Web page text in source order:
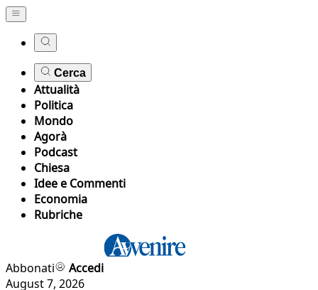
Cerca
Attualità
Politica
Mondo
Agorà
Podcast
Chiesa
Idee e Commenti
Economia
Rubriche
Abbonati
Accedi
August 7, 2026